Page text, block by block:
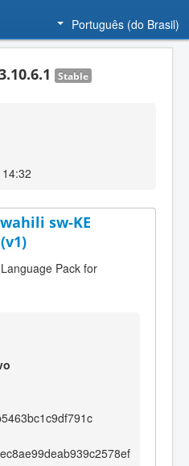
Português (do Brasil)
Stable
sw-KE
Pack for